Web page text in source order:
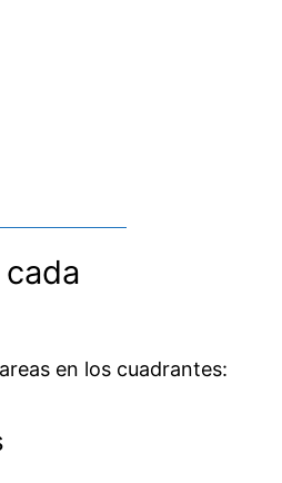
en los cuadrantes: